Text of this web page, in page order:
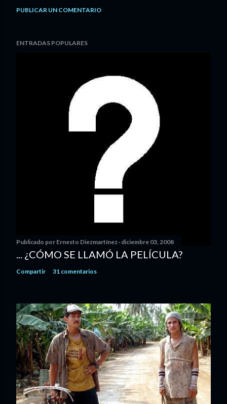
PUBLICAR UN COMENTARIO
ENTRADAS POPULARES
Publicado por Ernesto Diezmartínez diciembre 03, 2008
... ¿CÓMO SE LLAMÓ LA PELÍCULA?
Compartir 31 comentarios